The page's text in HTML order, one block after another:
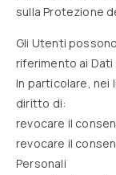
sulla Protezione
Gli Utenti
riferimento ai
In particolare, nei
diritto di:
revocare il
revocare il
Personali